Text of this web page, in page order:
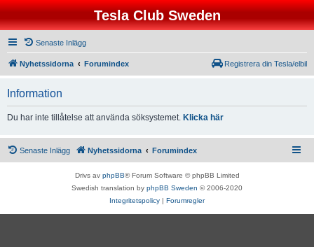
Tesla Club Sweden
Senaste Inlägg
Nyhetssidorna Forumindex Registrera din Tesla/elbil
Information
Du har inte tillåtelse att använda söksystemet. Klicka här
Senaste Inlägg Nyhetssidorna Forumindex
Drivs av phpBB® Forum Software © phpBB Limited
Swedish translation by phpBB Sweden © 2006-2020
Integritetspolicy | Forumregler